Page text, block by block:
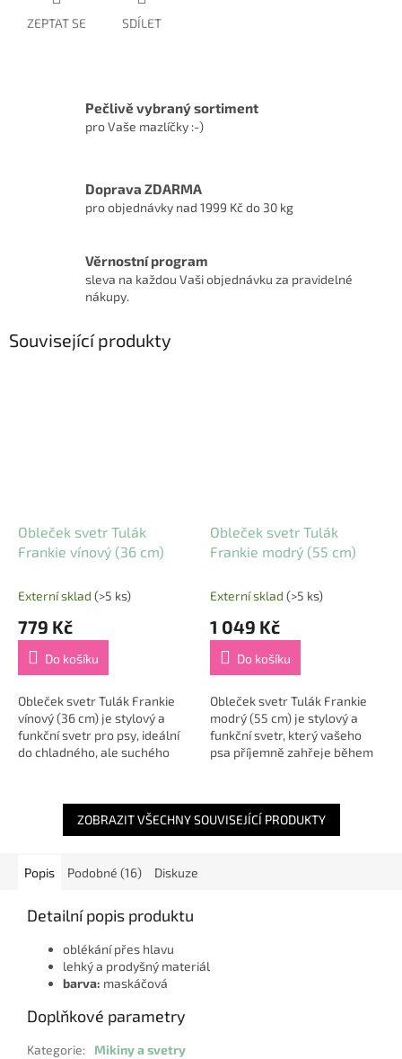
ZEPTAT SE SDÍLET
Pečlivě vybraný sortiment
pro Vaše mazlíčky :-)
Doprava ZDARMA
pro objednávky nad 1999 Kč do 30 kg
Věrnostní program
sleva na každou Vaši objednávku za pravidelné
nákupy.
Související produkty
Obleček svetr Tulák
Frankie vínový (36 cm)
Externí sklad (>5 ks)
779 Kč
Do košíku
Obleček svetr Tulák Frankie
vínový (36 cm) je stylový a
funkční svetr pro psy, ideální
do chladného, ale suchého
perfektně padne a
neomezuje...
Obleček svetr Tulák
Frankie modrý (55 cm)
Externí sklad (>5 ks)
1 049 Kč
Do košíku
Obleček svetr Tulák Frankie
modrý (55 cm) je stylový a
funkční svetr, který vašeho
psa příjemně zahřeje během
se skvěle...
ZOBRAZIT VŠECHNY SOUVISEJÍCÍ PRODUKTY
Popis Podobné (16) Diskuze
Detailní popis produktu
oblékání přes hlavu
lehký a prodyšný materiál
barva: maskáčová
Doplňkové parametry
Kategorie: Mikiny a svetry